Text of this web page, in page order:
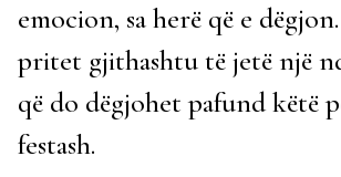
emocion, sa herë që e
pritet gjithashtu të jetë një
që do dëgjohet pafund këtë
festash.